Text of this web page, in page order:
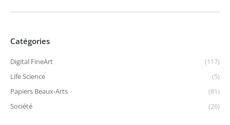
Catégories
Digital FineArt
(117)
Life Science
(5)
Papiers Beaux-Arts
(81)
Société
(26)